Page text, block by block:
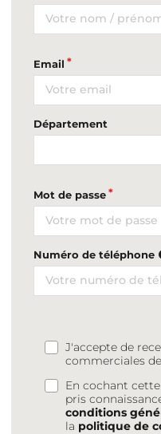
Email
Département
Mot de passe
Numéro de téléphone
J'accepte de
commerciales
En cochant
pris
conditions
la politique de